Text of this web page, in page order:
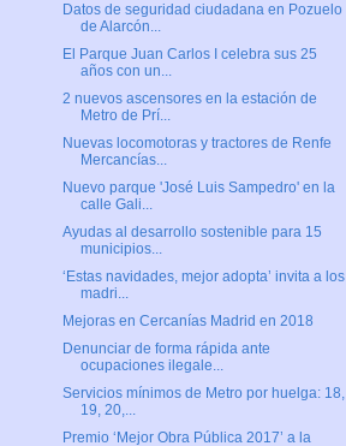
Datos de seguridad ciudadana en Pozuelo
de Alarcón...
El Parque Juan Carlos I celebra sus 25
años con un...
2 nuevos ascensores en la estación de
Metro de Prí...
Nuevas locomotoras y tractores de Renfe
Mercancías...
Nuevo parque 'José Luis Sampedro' en la
calle Gali...
Ayudas al desarrollo sostenible para 15
municipios...
‘Estas navidades, mejor adopta’ invita a los
madri...
Mejoras en Cercanías Madrid en 2018
Denunciar de forma rápida ante
ocupaciones ilegale...
Servicios mínimos de Metro por huelga: 18,
19, 20,...
Premio ‘Mejor Obra Pública 2017’ a la